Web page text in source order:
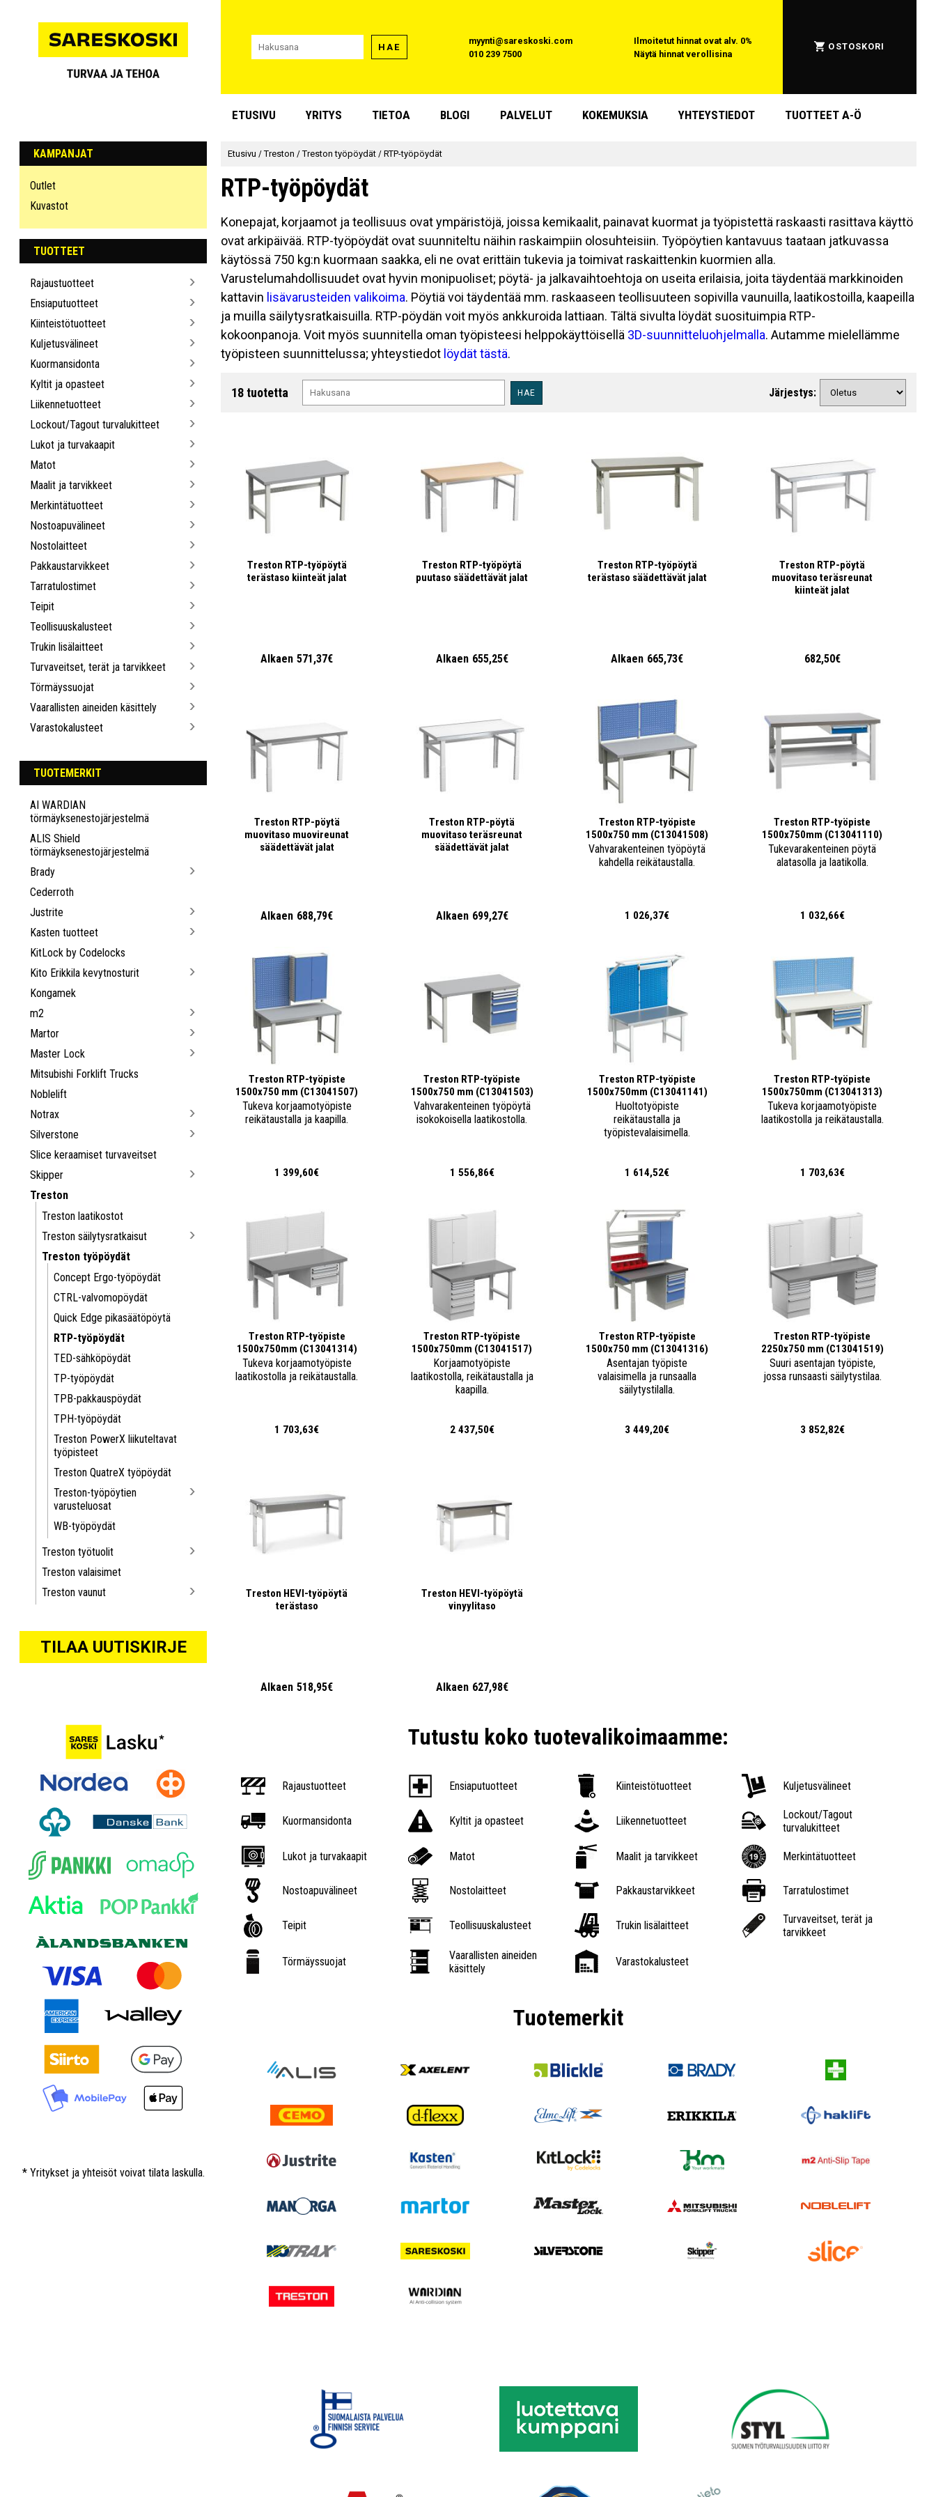
HAE
myynti@sareskoski.com
010 239 7500
Ilmoitetut hinnat ovat alv. 0%
Näytä hinnat verollisina
OSTOSKORI
ETUSIVU YRITYS TIETOA BLOGI PALVELUT KOKEMUKSIA YHTEYSTIEDOT TUOTTEET A-Ö
KAMPANJAT
Outlet
Kuvastot
TUOTTEET
Rajaustuotteet
Ensiaputuotteet
Kiinteistötuotteet
Kuljetusvälineet
Kuormansidonta
Kyltit ja opasteet
Liikennetuotteet
Lockout/Tagout turvalukitteet
Lukot ja turvakaapit
Matot
Maalit ja tarvikkeet
Merkintätuotteet
Nostoapuvälineet
Nostolaitteet
Pakkaustarvikkeet
Tarratulostimet
Teipit
Teollisuuskalusteet
Trukin lisälaitteet
Turvaveitset, terät ja tarvikkeet
Törmäyssuojat
Vaarallisten aineiden käsittely
Varastokalusteet
TUOTEMERKIT
AI WARDIAN
törmäyksenestojärjestelmä
ALIS Shield
törmäyksenestojärjestelmä
Brady
Cederroth
Justrite
Kasten tuotteet
KitLock by Codelocks
Kito Erikkila kevytnosturit
Kongamek
m2
Martor
Master Lock
Mitsubishi Forklift Trucks
Noblelift
Notrax
Silverstone
Slice keraamiset turvaveitset
Skipper
Treston
Treston laatikostot
Treston säilytysratkaisut
Treston työpöydät
Concept Ergo-työpöydät
CTRL-valvomopöydät
Quick Edge pikasäätöpöytä
RTP-työpöydät
TED-sähköpöydät
TP-työpöydät
TPB-pakkauspöydät
TPH-työpöydät
Treston PowerX liikuteltavat
työpisteet
Treston QuatreX työpöydät
Treston-työpöytien
varusteluosat
WB-työpöydät
Treston työtuolit
Treston valaisimet
Treston vaunut
TILAA UUTISKIRJE
* Yritykset ja yhteisöt voivat tilata laskulla.
Etusivu /Treston /Treston työpöydät /RTP-työpöydät
RTP-työpöydät
Konepajat, korjaamot ja teollisuus ovat ympäristöjä, joissa kemikaalit, painavat kuormat ja työpistettä raskaasti rasittava käyttö
ovat arkipäivää. RTP-työpöydät ovat suunniteltu näihin raskaimpiin olosuhteisiin. Työpöytien kantavuus taataan jatkuvassa
käytössä 750 kg:n kuormaan saakka, eli ne ovat erittäin tukevia ja toimivat raskaittenkin kuormien alla.
Varustelumahdollisuudet ovat hyvin monipuoliset; pöytä- ja jalkavaihtoehtoja on useita erilaisia, joita täydentää markkinoiden
kattavin lisävarusteiden valikoima. Pöytiä voi täydentää mm. raskaaseen teollisuuteen sopivilla vaunuilla, laatikostoilla, kaapeilla
ja muilla säilytysratkaisuilla. RTP-pöydän voit myös ankkuroida lattiaan. Tältä sivulta löydät suosituimpia RTP-
kokoonpanoja. Voit myös suunnitella oman työpisteesi helppokäyttöisellä 3D-suunnitteluohjelmalla. Autamme mielellämme
työpisteen suunnittelussa; yhteystiedot löydät tästä.
18 tuotetta HAE Järjestys:
Treston RTP-työpöytä
terästaso kiinteät jalat
Alkaen 571,37€
Treston RTP-työpöytä
puutaso säädettävät jalat
Alkaen 655,25€
Treston RTP-työpöytä
terästaso säädettävät jalat
Alkaen 665,73€
Treston RTP-pöytä
muovitaso teräsreunat
kiinteät jalat
682,50€
Treston RTP-pöytä
muovitaso muovireunat
säädettävät jalat
Alkaen 688,79€
Treston RTP-pöytä
muovitaso teräsreunat
säädettävät jalat
Alkaen 699,27€
Treston RTP-työpiste
1500x750 mm (C13041508)
Vahvarakenteinen työpöytä
kahdella reikätaustalla.
1 026,37€
Treston RTP-työpiste
1500x750mm (C13041110)
Tukevarakenteinen pöytä
alatasolla ja laatikolla.
1 032,66€
Treston RTP-työpiste
1500x750 mm (C13041507)
Tukeva korjaamotyöpiste
reikätaustalla ja kaapilla.
1 399,60€
Treston RTP-työpiste
1500x750 mm (C13041503)
Vahvarakenteinen työpöytä
isokokoisella laatikostolla.
1 556,86€
Treston RTP-työpiste
1500x750mm (C13041141)
Huoltotyöpiste
reikätaustalla ja
työpistevalaisimella.
1 614,52€
Treston RTP-työpiste
1500x750mm (C13041313)
Tukeva korjaamotyöpiste
laatikostolla ja reikätaustalla.
1 703,63€
Treston RTP-työpiste
1500x750mm (C13041314)
Tukeva korjaamotyöpiste
laatikostolla ja reikätaustalla.
1 703,63€
Treston RTP-työpiste
1500x750mm (C13041517)
Korjaamotyöpiste
laatikostolla, reikätaustalla ja
kaapilla.
2 437,50€
Treston RTP-työpiste
1500x750 mm (C13041316)
Asentajan työpiste
valaisimella ja runsaalla
säilytystilalla.
3 449,20€
Treston RTP-työpiste
2250x750 mm (C13041519)
Suuri asentajan työpiste,
jossa runsaasti säilytystilaa.
3 852,82€
Treston HEVI-työpöytä
terästaso
Alkaen 518,95€
Treston HEVI-työpöytä
vinyylitaso
Alkaen 627,98€
Tutustu koko tuotevalikoimaamme:
Rajaustuotteet Ensiaputuotteet Kiinteistötuotteet Kuljetusvälineet
Kuormansidonta Kyltit ja opasteet Liikennetuotteet
Lockout/Tagout
turvalukitteet
Lukot ja turvakaapit Matot Maalit ja tarvikkeet Merkintätuotteet
Nostoapuvälineet Nostolaitteet Pakkaustarvikkeet Tarratulostimet
Teipit Teollisuuskalusteet Trukin lisälaitteet
Turvaveitset, terät ja
tarvikkeet
Törmäyssuojat
Vaarallisten aineiden
käsittely
Varastokalusteet
Tuotemerkit